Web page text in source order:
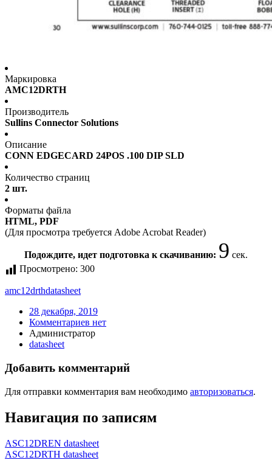
Маркировка
AMC12DRTH
Производитель
Sullins Connector Solutions
Описание
CONN EDGECARD 24POS .100 DIP SLD
Количество страниц
2 шт.
Форматы файла
HTML, PDF
(Для просмотра требуется Adobe Acrobat Reader)
Подождите, идет подготовка к скачиванию: 9 сек.
Просмотрено: 300
amc12drthdatasheet
28 декабря, 2019
Комментариев нет
Администратор
datasheet
Добавить комментарий
Для отправки комментария вам необходимо авторизоваться.
Навигация по записям
ASC12DREN datasheet
ASC12DRTH datasheet